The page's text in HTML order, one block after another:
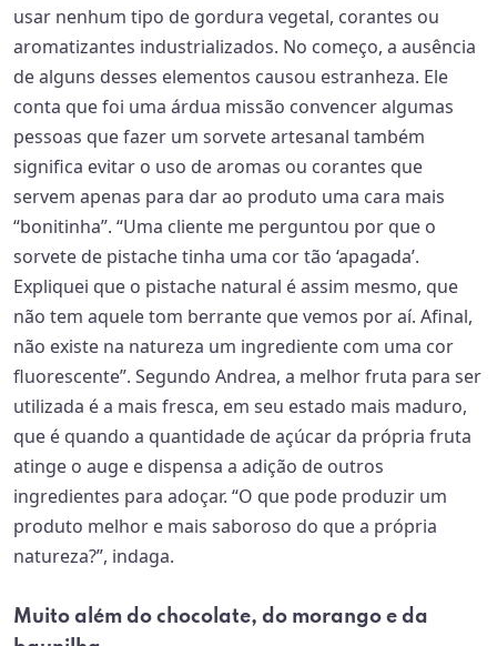
usar nenhum tipo de gordura vegetal, corantes ou
aromatizantes industrializados. No começo, a ausência
de alguns desses elementos causou estranheza. Ele
conta que foi uma árdua missão convencer algumas
pessoas que fazer um sorvete artesanal também
significa evitar o uso de aromas ou corantes que
servem apenas para dar ao produto uma cara mais
“bonitinha”. “Uma cliente me perguntou por que o
sorvete de pistache tinha uma cor tão ‘apagada’.
Expliquei que o pistache natural é assim mesmo, que
não tem aquele tom berrante que vemos por aí. Afinal,
não existe na natureza um ingrediente com uma cor
fluorescente”. Segundo Andrea, a melhor fruta para ser
utilizada é a mais fresca, em seu estado mais maduro,
que é quando a quantidade de açúcar da própria fruta
atinge o auge e dispensa a adição de outros
ingredientes para adoçar. “O que pode produzir um
produto melhor e mais saboroso do que a própria
natureza?”, indaga.
Muito além do chocolate, do morango e da